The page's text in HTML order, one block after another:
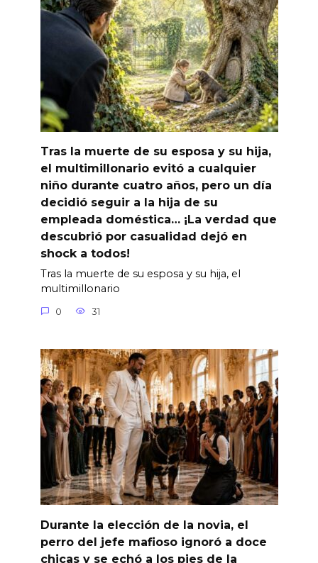
Tras la muerte de su esposa y su hija,
el multimillonario evitó a cualquier
niño durante cuatro años, pero un día
decidió seguir a la hija de su
empleada doméstica… ¡La verdad que
descubrió por casualidad dejó en
shock a todos!
Tras la muerte de su esposa y su hija, el
multimillonario
0 31
Durante la elección de la novia, el
perro del jefe mafioso ignoró a doce
chicas y se echó a los pies de la